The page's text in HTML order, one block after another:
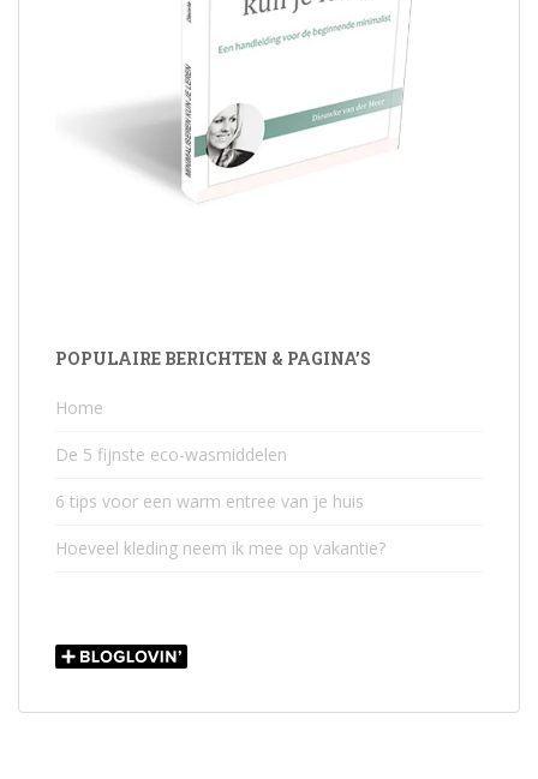
POPULAIRE BERICHTEN & PAGINA’S
Home
De 5 fijnste eco-wasmiddelen
6 tips voor een warm entree van je huis
Hoeveel kleding neem ik mee op vakantie?